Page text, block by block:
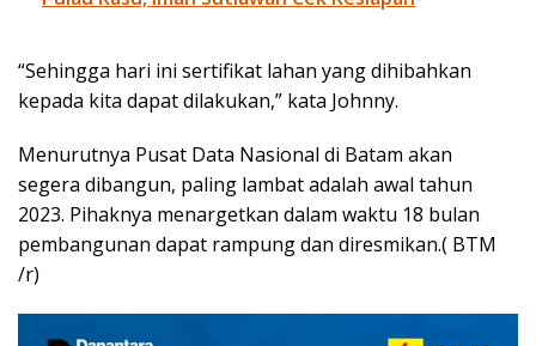
“Sehingga hari ini sertifikat lahan yang dihibahkan
kepada kita dapat dilakukan,” kata Johnny.
Menurutnya Pusat Data Nasional di Batam akan
segera dibangun, paling lambat adalah awal tahun
2023. Pihaknya menargetkan dalam waktu 18 bulan
pembangunan dapat rampung dan diresmikan.( BTM
/r)